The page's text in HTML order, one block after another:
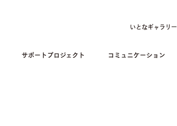
いとなギャラリー
サポートプロジェクト コミュニケーション